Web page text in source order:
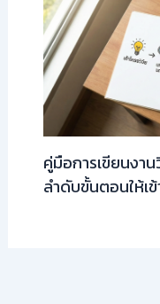
คู่มือการเขียนงา
ลำดับขั้นตอนให้เข้